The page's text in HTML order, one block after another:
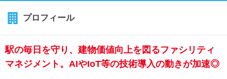
プロフィール
駅の毎日を守り、建物価値向上を図るファシリティ
マネジメント。AIやIoT等の技術導入の動きが加速◎